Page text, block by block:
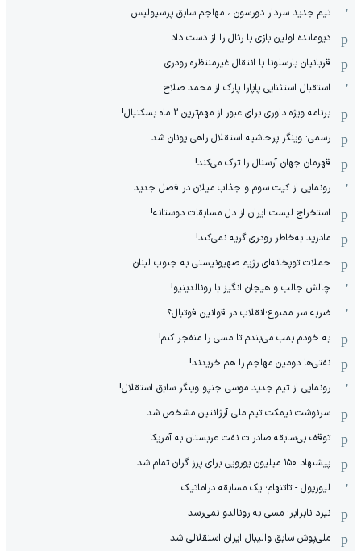
تیم جدید سردار دورسون ، مهاجم سابق پرسپولیس
دیومانده اولین بازی با رئال را از دست داد
قربانیان بارسلونا با انتقال غیرمنتظره رودری
استقبال استثنایی پاپارا پارک از محمد صلاح
برنامه ویژه داوری برای عبور از مهم‌ترین 2 ماه بسکتبال!
رسمی: وینگر پرحاشیه استقلال راهی یونان شد
قهرمان جهان آرسنال را ترک می‌کند!
رونمایی از کیت سوم و جذاب میلان در فصل جدید
استخراج لیست ایران از دل مسابقات دوستانه!
مادرید به‌خاطر رودری گریه نمی‌کند!
حملات توپخانه‌ای رژیم صهیونیستی به جنوب لبنان
چالش جالب و هیجان انگیز با رونالدینیو!
ضربه سر ممنوع؛انقلاب در قوانین فوتبال؟
به خودم بمب می‌بندم تا مسی را منفجر کنم!
نفتی‌ها دومین مهاجم را هم خریدند!
رونمایی از تیم جدید موسی جنپو وینگر سابق استقلال!
سرنوشت نیمکت تیم ملی آرژانتین مشخص شد
توقف بی‌سابقه صادرات نفت عربستان به آمریکا
پیشنهاد ۱۵۰ میلیون یورویی برای پرز گران تمام شد
لیورپول - تاتنهام؛ یک مسابقه دراماتیک
نبرد نابرابر: مسی به رونالدو نمی‌رسد
ملی‌پوش سابق والیبال ایران استقلالی شد